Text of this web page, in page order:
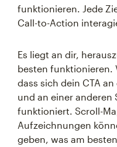
funktionieren. Jede
Call-to-Action
Es liegt an dir,
besten funktionieren.
dass sich dein CTA
und an einer anderen
funktioniert. Scroll-
Aufzeichnungen
geben, was am